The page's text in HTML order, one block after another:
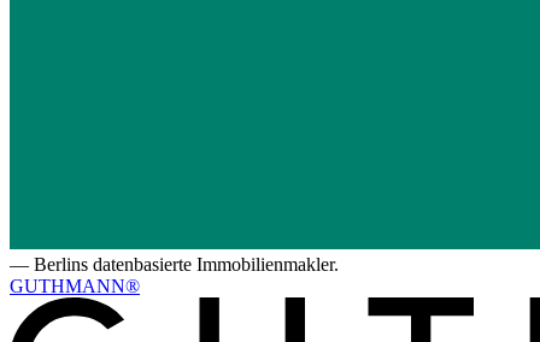
— Berlins datenbasierte Immobilienmakler.
GUTHMANN®